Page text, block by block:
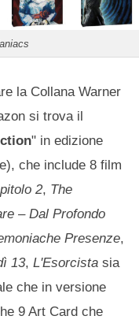
la Collana Warner
si trova il
" in edizione
che include 8 film
2, The
– Dal Profondo
Presenze,
13,L'Esorcistasia
che in versione
9 Art Card che